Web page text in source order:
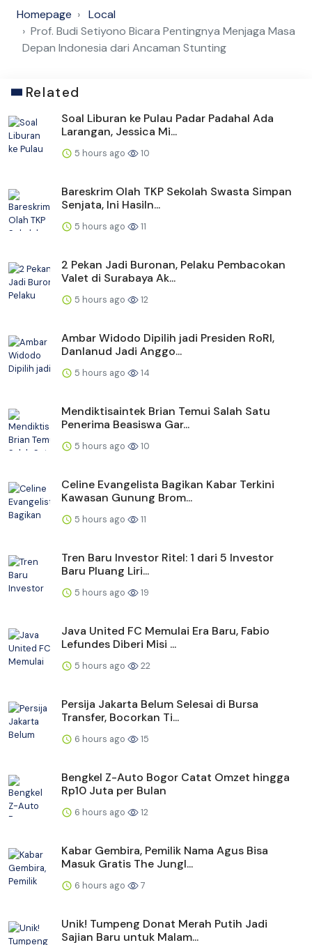
Homepage
Local
Prof. Budi Setiyono Bicara Pentingnya Menjaga Masa
Depan Indonesia dari Ancaman Stunting
Related
Soal Liburan ke Pulau Padar Padahal Ada
Larangan, Jessica Mi...
5 hours ago 10
Bareskrim Olah TKP Sekolah Swasta Simpan
Senjata, Ini Hasiln...
5 hours ago 11
2 Pekan Jadi Buronan, Pelaku Pembacokan
Valet di Surabaya Ak...
5 hours ago 12
Ambar Widodo Dipilih jadi Presiden RoRI,
Danlanud Jadi Anggo...
5 hours ago 14
Mendiktisaintek Brian Temui Salah Satu
Penerima Beasiswa Gar...
5 hours ago 10
Celine Evangelista Bagikan Kabar Terkini
Kawasan Gunung Brom...
5 hours ago 11
Tren Baru Investor Ritel: 1 dari 5 Investor
Baru Pluang Liri...
5 hours ago 19
Java United FC Memulai Era Baru, Fabio
Lefundes Diberi Misi ...
5 hours ago 22
Persija Jakarta Belum Selesai di Bursa
Transfer, Bocorkan Ti...
6 hours ago 15
Bengkel Z-Auto Bogor Catat Omzet hingga
Rp10 Juta per Bulan
6 hours ago 12
Kabar Gembira, Pemilik Nama Agus Bisa
Masuk Gratis The Jungl...
6 hours ago 7
Unik! Tumpeng Donat Merah Putih Jadi
Sajian Baru untuk Malam...